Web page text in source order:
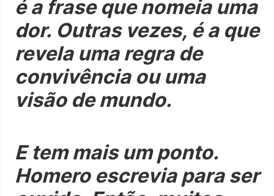
é a frase que nomeia uma
dor. Outras vezes, é a que
revela uma regra de
convivência ou uma
visão de mundo.
E tem mais um ponto.
Homero escrevia para ser